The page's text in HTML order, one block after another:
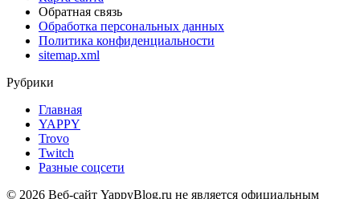
Обратная связь
Обработка персональных данных
Политика конфиденциальности
sitemap.xml
Рубрики
Главная
YAPPY
Trovo
Twitch
Разные соцсети
© 2026 Веб-сайт YappyBlog.ru не является официальным